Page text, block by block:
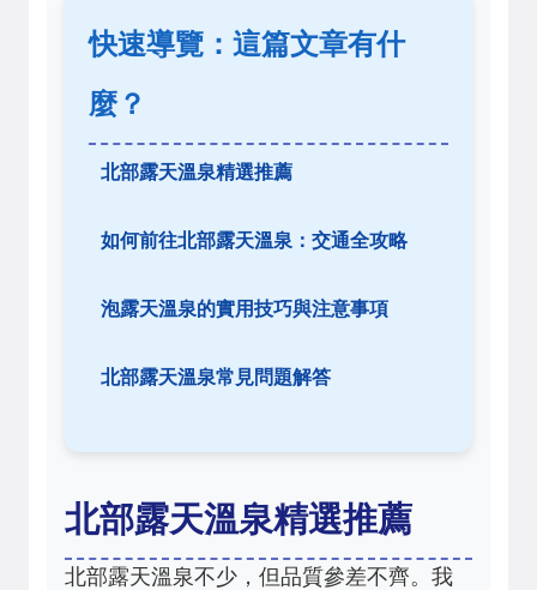
快速導覽：這篇文章有什
麼？
北部露天溫泉精選推薦
如何前往北部露天溫泉：交通全攻略
泡露天溫泉的實用技巧與注意事項
北部露天溫泉常見問題解答
北部露天溫泉精選推薦
北部露天溫泉不少，但品質參差不齊。我